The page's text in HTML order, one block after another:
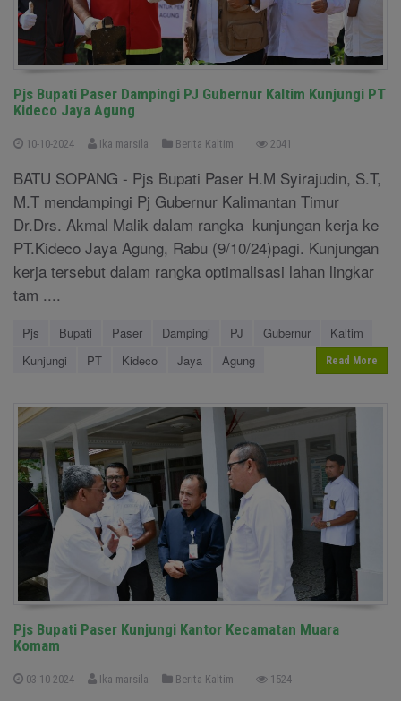
Pjs Bupati Paser Dampingi PJ Gubernur Kaltim Kunjungi PT
Kideco Jaya Agung
10-10-2024 Ika marsila Berita Kaltim 2041
BATU SOPANG - Pjs Bupati Paser H.M Syirajudin, S.T,
M.T mendampingi Pj Gubernur Kalimantan Timur
Dr.Drs. Akmal Malik dalam rangka kunjungan kerja ke
PT.Kideco Jaya Agung, Rabu (9/10/24)pagi. Kunjungan
kerja tersebut dalam rangka optimalisasi lahan lingkar
tam ....
Pjs Bupati Paser Dampingi PJ Gubernur
Kaltim
Kunjungi
PT Kideco Jaya Agung Read More
Pjs Bupati Paser Kunjungi Kantor Kecamatan Muara
Komam
03-10-2024 Ika marsila Berita Kaltim 1524